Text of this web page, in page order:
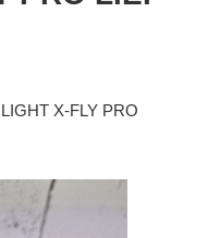
X-FLY PRO